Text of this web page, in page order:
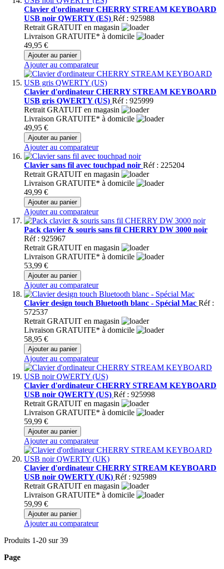
Clavier d'ordinateur CHERRY STREAM KEYBOARD
USB noir QWERTY (ES) Réf : 925988
Retrait GRATUIT en magasin
Livraison GRATUITE* à domicile
49,95 €
Ajouter au panier
Ajouter au comparateur
Clavier d'ordinateur CHERRY STREAM KEYBOARD
USB gris QWERTY (US) Réf : 925999
Retrait GRATUIT en magasin
Livraison GRATUITE* à domicile
49,95 €
Ajouter au panier
Ajouter au comparateur
Clavier sans fil avec touchpad noir Réf : 225204
Retrait GRATUIT en magasin
Livraison GRATUITE* à domicile
49,99 €
Ajouter au panier
Ajouter au comparateur
Pack clavier & souris sans fil CHERRY DW 3000 noir
Réf : 925967
Retrait GRATUIT en magasin
Livraison GRATUITE* à domicile
53,99 €
Ajouter au panier
Ajouter au comparateur
Clavier design touch Bluetooth blanc - Spécial Mac Réf :
572537
Retrait GRATUIT en magasin
Livraison GRATUITE* à domicile
58,95 €
Ajouter au panier
Ajouter au comparateur
Clavier d'ordinateur CHERRY STREAM KEYBOARD
USB noir QWERTY (US) Réf : 925998
Retrait GRATUIT en magasin
Livraison GRATUITE* à domicile
59,99 €
Ajouter au panier
Ajouter au comparateur
Clavier d'ordinateur CHERRY STREAM KEYBOARD
USB noir QWERTY (UK) Réf : 925989
Retrait GRATUIT en magasin
Livraison GRATUITE* à domicile
59,99 €
Ajouter au panier
Ajouter au comparateur
Produits 1-20 sur39
Page